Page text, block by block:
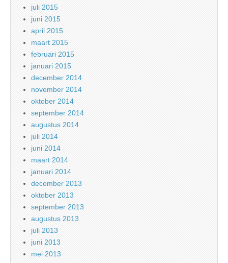
juli 2015
juni 2015
april 2015
maart 2015
februari 2015
januari 2015
december 2014
november 2014
oktober 2014
september 2014
augustus 2014
juli 2014
juni 2014
maart 2014
januari 2014
december 2013
oktober 2013
september 2013
augustus 2013
juli 2013
juni 2013
mei 2013